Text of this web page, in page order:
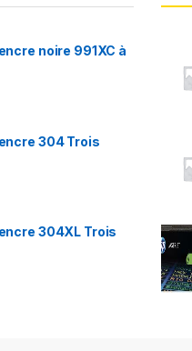
noire 991XC à
304 Trois
304XL Trois